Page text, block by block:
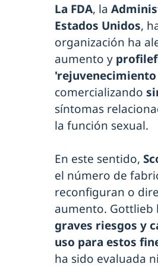
La FDA, la
Estados Unidos,
organización ha
aumento y
comercializando
síntomas
la función sexual.
En este sentido,
el número de
reconfiguran o
aumento. Gottlieb
graves riesgos y
uso para estos
ha sido evaluada